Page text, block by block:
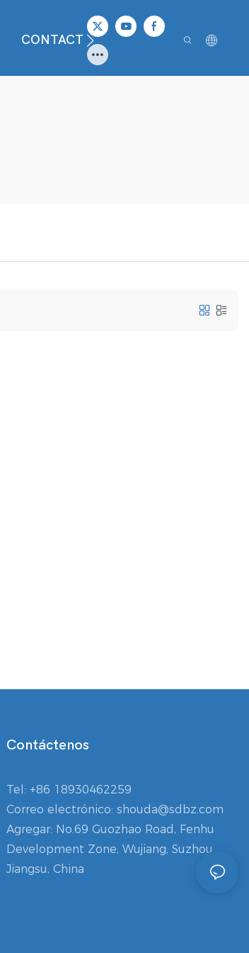
CONTACTO
Contáctenos
Tel: +86 18930462259
Correo electrónico: shouda@sdbz.com
Agregar: No.69 Guozhao Road, Fenhu
Development Zone, Wujiang, Suzhou,
Jiangsu, China